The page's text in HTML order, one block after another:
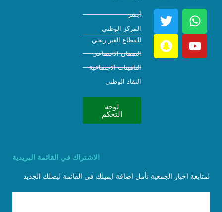
أبشر
المركز الوطني
للقطاع الغير ربحي
الضمان الاجتماعي
التامينات الاجتماعية
النفاذ الوطني
لوحة
التحكم
الاشتراك في القائمة البريدية
لمتابعة اخبار الجمعية نأمل اضافة ايميلك في القائمة ليصلك الجديد